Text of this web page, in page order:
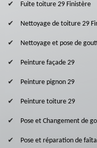
Fuite toiture 29 Finistère
Nettoyage de toiture 29
Nettoyage et pose de
Peinture façade 29
Peinture pignon 29
Peinture toiture 29
Pose et Changement de
Pose et réparation de